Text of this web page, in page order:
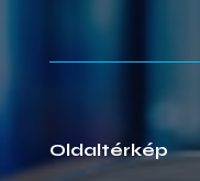
Oldaltérkép